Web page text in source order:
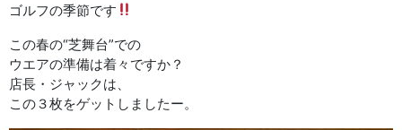
ゴルフの季節です
この春の“芝舞台”での
ウエアの準備は着々ですか？
店長・ジャックは、
この３枚をゲットしましたー。